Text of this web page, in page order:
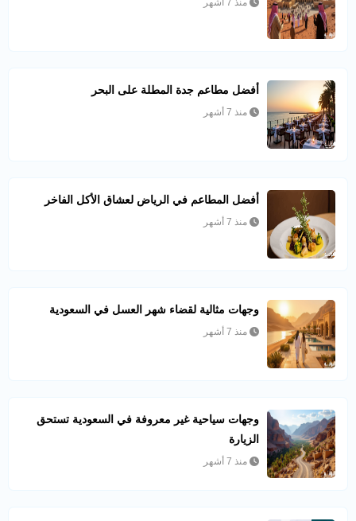
منذ 7 أشهر
أفضل مطاعم جدة المطلة على البحر
منذ 7 أشهر
أفضل المطاعم في الرياض لعشاق الأكل الفاخر
منذ 7 أشهر
وجهات مثالية لقضاء شهر العسل في السعودية
منذ 7 أشهر
وجهات سياحية غير معروفة في السعودية تستحق
الزيارة
منذ 7 أشهر